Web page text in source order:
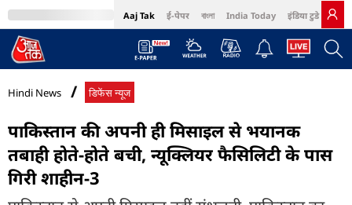
Aaj Tak ई-पेपर বাংলা India Today इंडिया टुडे हिंदी
MumbaiTak Cosmopolitan Harper's Bazaar Northeast
Hindi News डिफेंस न्यूज
पाकिस्तान की अपनी ही मिसाइल से भयानक
तबाही होते-होते बची, न्यूक्लियर फैसिलिटी के पास
गिरी शाहीन-3